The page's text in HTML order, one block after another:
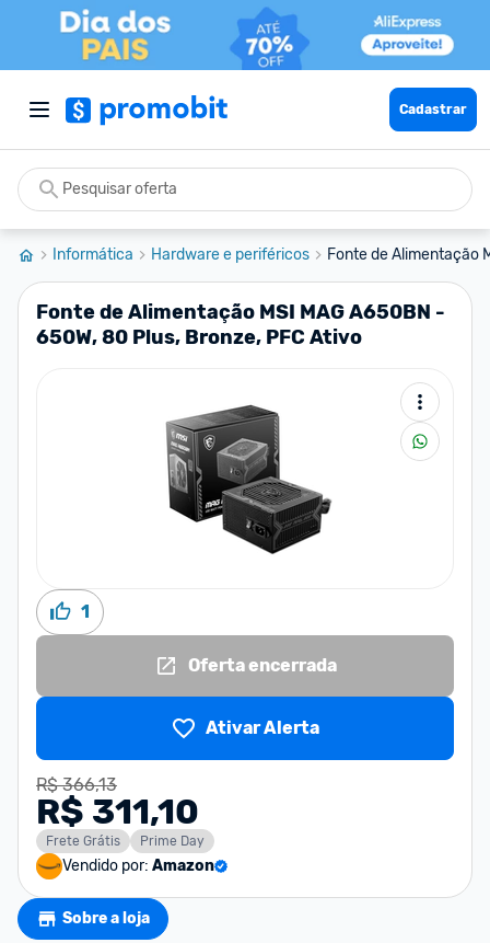
Cadastrar
Informática Hardware e periféricos Fonte de Alimentação
Fonte de Alimentação MSI MAG A650BN -
650W, 80 Plus, Bronze, PFC Ativo
1
Oferta encerrada
Ativar Alerta
R$ 366,13
R$ 311,10
Frete Grátis Prime Day
Vendido por: Amazon
Sobre a loja